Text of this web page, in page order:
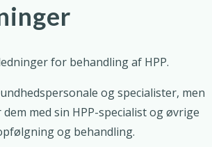
for behandling af HPP.
og specialister, men
med sin HPP-specialist og øvrige
og behandling.